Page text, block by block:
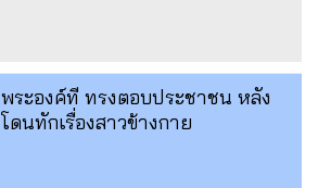
พระองค์ที ทรงตอบประชาชน หลัง
โดนทักเรื่องสาวข้างกาย